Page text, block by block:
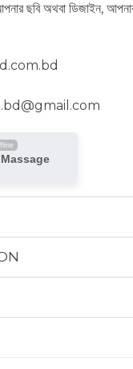
ছবি অথবা ডিজাইন,